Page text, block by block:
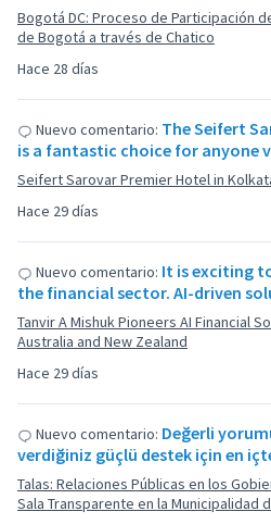
Hace 28 días
Bogotá DC: Proceso de Participación
de Bogotá a través de Chatico
Hace 29 días
Nuevo comentario: The Seifert
is a fantastic choice for anyone
Seifert Sarovar Premier Hotel in
Hace 29 días
Nuevo comentario: It is exciting
the financial sector. AI-driven
Tanvir A Mishuk Pioneers AI Financial
Australia and New Zealand
Nuevo comentario: Değerli
verdiğiniz güçlü destek için en
Talas: Relaciones Públicas en los
Sala Transparente en la Municipalidad